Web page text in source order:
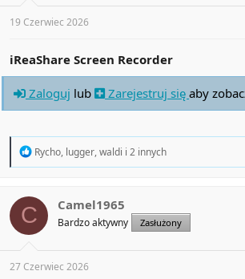
s
:
19 Czerwiec 2026
iReaShare Screen Recorder
Zaloguj lub Zarejestruj się aby
R
t
i
s
:
Rycho, lugger,waldi i 2 innych
C Camel1965
Bardzo aktywny Zasłużony
27 Czerwiec 2026